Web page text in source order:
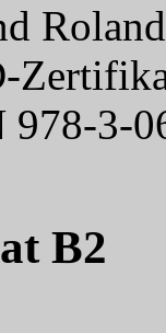
978-3-
B2